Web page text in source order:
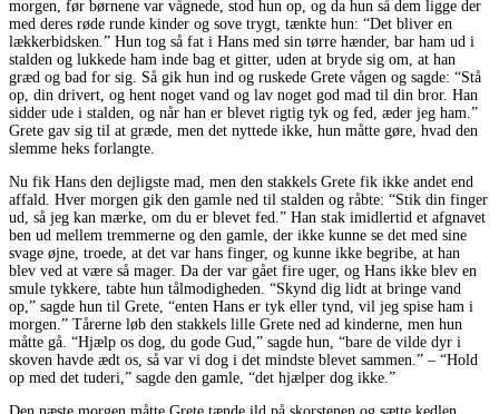
morgen, før børnene var vågnede, stod hun op, og da hun så dem ligge der
med deres røde runde kinder og sove trygt, tænkte hun: “Det bliver en
lækkerbidsken.” Hun tog så fat i Hans med sin tørre hænder, bar ham ud i
stalden og lukkede ham inde bag et gitter, uden at bryde sig om, at han
græd og bad for sig. Så gik hun ind og ruskede Grete vågen og sagde: “Stå
op, din drivert, og hent noget vand og lav noget god mad til din bror. Han
sidder ude i stalden, og når han er blevet rigtig tyk og fed, æder jeg ham.”
Grete gav sig til at græde, men det nyttede ikke, hun måtte gøre, hvad den
slemme heks forlangte.
Nu fik Hans den dejligste mad, men den stakkels Grete fik ikke andet end
affald. Hver morgen gik den gamle ned til stalden og råbte: “Stik din finger
ud, så jeg kan mærke, om du er blevet fed.” Han stak imidlertid et afgnavet
ben ud mellem tremmerne og den gamle, der ikke kunne se det med sine
svage øjne, troede, at det var hans finger, og kunne ikke begribe, at han
blev ved at være så mager. Da der var gået fire uger, og Hans ikke blev en
smule tykkere, tabte hun tålmodigheden. “Skynd dig lidt at bringe vand
op,” sagde hun til Grete, “enten Hans er tyk eller tynd, vil jeg spise ham i
morgen.” Tårerne løb den stakkels lille Grete ned ad kinderne, men hun
måtte gå. “Hjælp os dog, du gode Gud,” sagde hun, “bare de vilde dyr i
skoven havde ædt os, så var vi dog i det mindste blevet sammen.” – “Hold
op med det tuderi,” sagde den gamle, “det hjælper dog ikke.”